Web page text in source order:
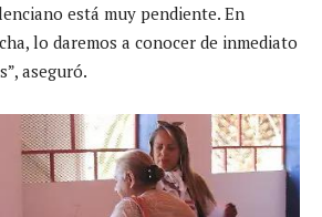
está muy pendiente. En
lo daremos a conocer de inmediato
aseguró.